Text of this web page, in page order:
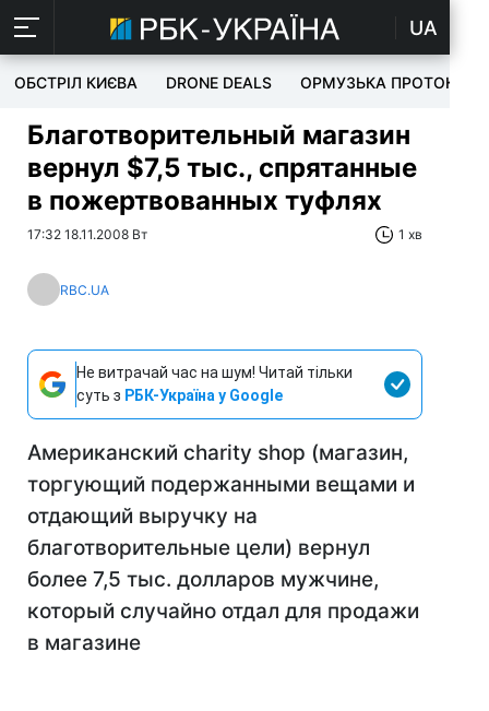
UA
ОБСТРІЛ КИЄВА DRONE DEALS ОРМУЗЬКА ПРОТОКА
Благотворительный магазин
вернул $7,5 тыс., спрятанные
в пожертвованных туфлях
17:32 18.11.2008 Вт 1 хв
RBC.UA
Не витрачай час на шум! Читай тільки
суть з РБК-Україна у Google
Американский charity shop (магазин,
торгующий подержанными вещами и
отдающий выручку на
благотворительные цели) вернул
более 7,5 тыс. долларов мужчине,
который случайно отдал для продажи
в магазине